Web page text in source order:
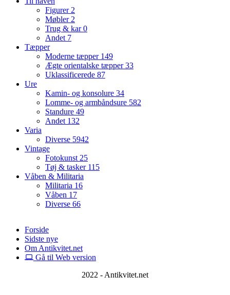
Figurer2
Møbler2
Trug & kar0
Andet 7
Tæpper
Moderne tæpper 149
Ægte orientalske tæpper33
Uklassificerede 87
Ure
Kamin- og konsolure 34
Lomme- og armbåndsure 582
Standure 49
Andet 132
Varia
Diverse 5942
Vintage
Fotokunst25
Tøj & tasker 115
Våben & Militaria
Militaria 16
Våben 17
Diverse 66
Forside
Sidste nye
Om Antikvitet.net
Gå til Web version
2022 - Antikvitet.net